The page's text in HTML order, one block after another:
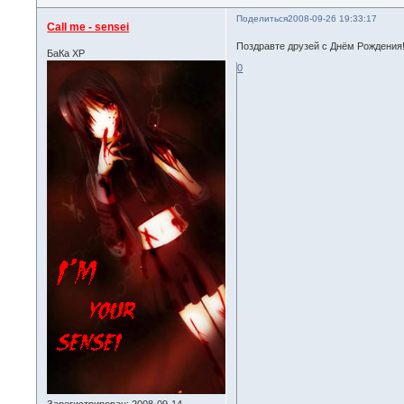
Поделиться2008-09-26 19:33:17
Call me - sensei
БаКа ХР
Поздравте друзей с Днём
0